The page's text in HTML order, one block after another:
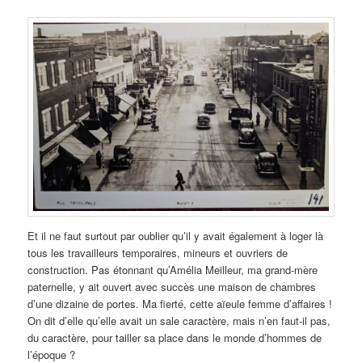
Et il ne faut surtout par oublier qu’il y avait également à loger là
tous les travailleurs temporaires, mineurs et ouvriers de
construction. Pas étonnant qu’Amélia Meilleur, ma grand-mère
paternelle, y ait ouvert avec succès une maison de chambres
d’une dizaine de portes. Ma fierté, cette aïeule femme d’affaires !
On dit d’elle qu’elle avait un sale caractère, mais n’en faut-il pas,
du caractère, pour tailler sa place dans le monde d’hommes de
l’époque ?